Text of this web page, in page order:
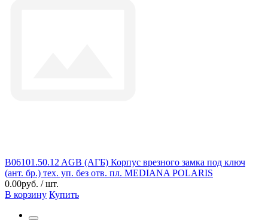
B06101.50.12 AGB (АГБ) Корпус врезного замка под ключ
(ант. бр.) тех. уп. без отв. пл. MEDIANA POLARIS
0.00руб. / шт.
В корзину Купить